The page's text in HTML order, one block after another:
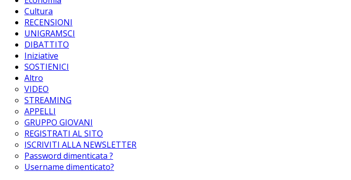
Cultura
RECENSIONI
UNIGRAMSCI
DIBATTITO
Iniziative
SOSTIENICI
Altro
VIDEO
STREAMING
APPELLI
GRUPPO GIOVANI
REGISTRATI AL SITO
ISCRIVITI ALLA NEWSLETTER
Password dimenticata ?
Username dimenticato?